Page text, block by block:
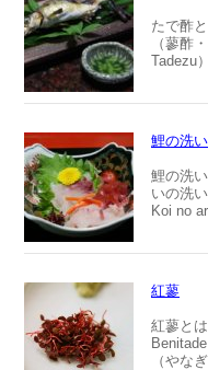
たで酢
（蓼酢
Tadezu
鯉の洗い
鯉の洗
いの洗
Koi no
紅蓼
紅蓼と
（やな